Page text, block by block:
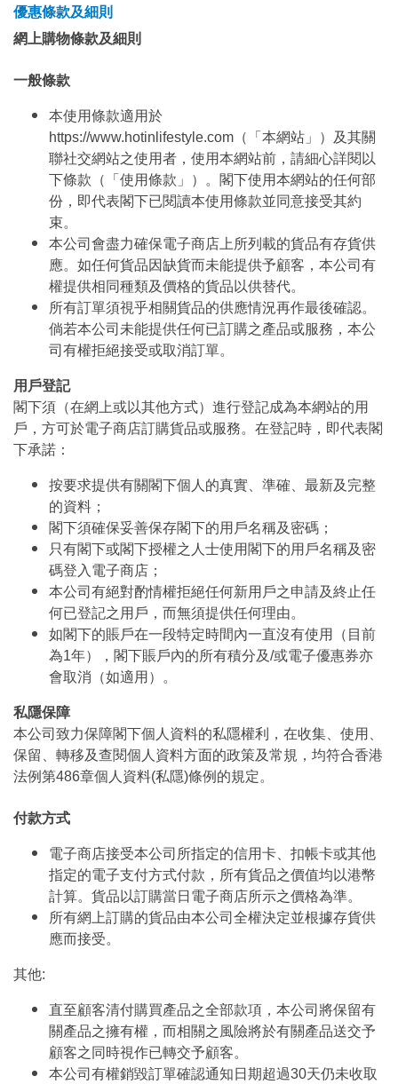
優惠條款及細則
網上購物條款及細則
一般條款
本使用條款適用於
https://www.hotinlifestyle.com（「本網站」）及其關
聯社交網站之使用者，使用本網站前，請細心詳閱以
下條款（「使用條款」）。閣下使用本網站的任何部
份，即代表閣下已閱讀本使用條款並同意接受其約
束。
本公司會盡力確保電子商店上所列載的貨品有存貨供
應。如任何貨品因缺貨而未能提供予顧客，本公司有
權提供相同種類及價格的貨品以供替代。
所有訂單須視乎相關貨品的供應情況再作最後確認。
倘若本公司未能提供任何已訂購之產品或服務，本公
司有權拒絕接受或取消訂單。
用戶登記
閣下須（在網上或以其他方式）進行登記成為本網站的用
戶，方可於電子商店訂購貨品或服務。在登記時，即代表閣
下承諾：
按要求提供有關閣下個人的真實、準確、最新及完整
的資料；
閣下須確保妥善保存閣下的用戶名稱及密碼；
只有閣下或閣下授權之人士使用閣下的用戶名稱及密
碼登入電子商店；
本公司有絕對酌情權拒絕任何新用戶之申請及終止任
何已登記之用戶，而無須提供任何理由。
如閣下的賬戶在一段特定時間內一直沒有使用（目前
為1年），閣下賬戶內的所有積分及/或電子優惠券亦
會取消（如適用）。
私隱保障
本公司致力保障閣下個人資料的私隱權利，在收集、使用、
保留、轉移及查閱個人資料方面的政策及常規，均符合香港
法例第486章個人資料(私隱)條例的規定。
付款方式
電子商店接受本公司所指定的信用卡、扣帳卡或其他
指定的電子支付方式付款，所有貨品之價值均以港幣
計算。貨品以訂購當日電子商店所示之價格為準。
所有網上訂購的貨品由本公司全權決定並根據存貨供
應而接受。
其他:
直至顧客清付購買產品之全部款項，本公司將保留有
關產品之擁有權，而相關之風險將於有關產品送交予
顧客之同時視作已轉交予顧客。
本公司有權銷毀訂單確認通知日期超過30天仍未收取